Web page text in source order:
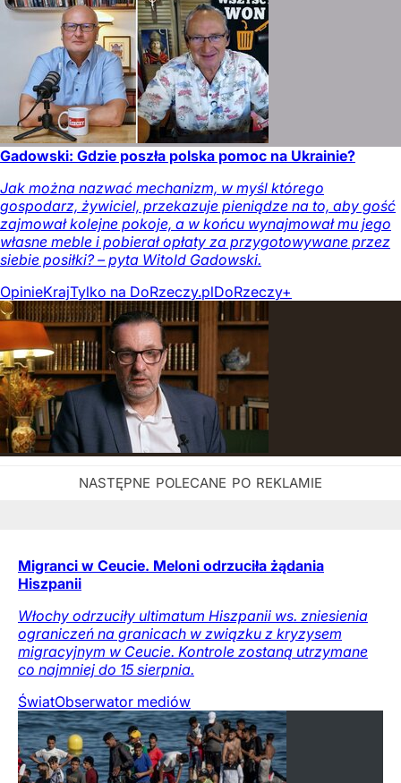
Gadowski: Gdzie poszła polska pomoc na Ukrainie?
Jak można nazwać mechanizm, w myśl którego
gospodarz, żywiciel, przekazuje pieniądze na to, aby gość
zajmował kolejne pokoje, a w końcu wynajmował mu jego
własne meble i pobierał opłaty za przygotowywane przez
siebie posiłki? – pyta Witold Gadowski.
OpinieKrajTylko na DoRzeczy.plDoRzeczy+
Migranci w Ceucie. Meloni odrzuciła żądania
Hiszpanii
Włochy odrzuciły ultimatum Hiszpanii ws. zniesienia
ograniczeń na granicach w związku z kryzysem
migracyjnym w Ceucie. Kontrole zostaną utrzymane
co najmniej do 15 sierpnia.
ŚwiatObserwator mediów